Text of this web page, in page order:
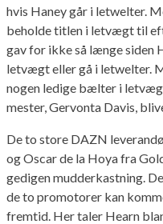
hvis Haney går i letwelter.
beholde titlen i letvægt til
gav for ikke så længe siden
letvægt eller gå i letwelter.
nogen ledige bælter i
mester, Gervonta Davis,
De to store DAZN
og Oscar de la Hoya fra
gedigen mudderkastning.
de to promotorer kan
fremtid. Her taler Hearn